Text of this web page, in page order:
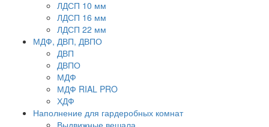
ЛДСП 10 мм
ЛДСП 16 мм
ЛДСП 22 мм
МДФ, ДВП, ДВПО
ДВП
ДВПО
МДФ
МДФ RIAL PRO
ХДФ
Наполнение для гардеробных комнат
Выдвижные вешала